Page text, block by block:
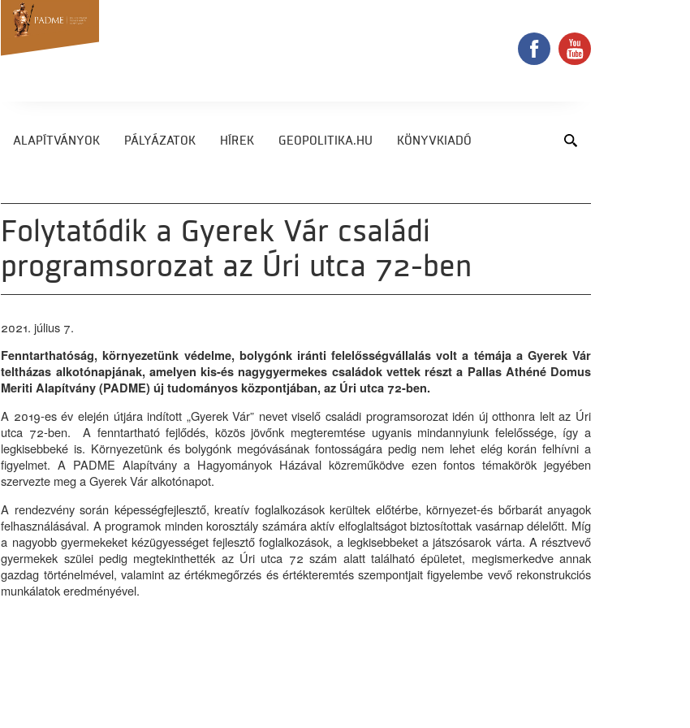
ALAPÍTVÁNYOK PÁLYÁZATOK HÍREK GEOPOLITIKA.HU KÖNYVKIADÓ
Folytatódik a Gyerek Vár családi
programsorozat az Úri utca 72-ben
2021. július 7.
Fenntarthatóság, környezetünk védelme, bolygónk iránti felelősségvállalás volt a témája a Gyerek Vár
teltházas alkotónapjának, amelyen kis-és nagygyermekes családok vettek részt a Pallas Athéné Domus
Meriti Alapítvány (PADME) új tudományos központjában, az Úri utca 72-ben.
A 2019-es év elején útjára indított „Gyerek Vár” nevet viselő családi programsorozat idén új otthonra lelt az Úri
utca 72-ben. A fenntartható fejlődés, közös jövőnk megteremtése ugyanis mindannyiunk felelőssége, így a
legkisebbeké is. Környezetünk és bolygónk megóvásának fontosságára pedig nem lehet elég korán felhívni a
figyelmet. A PADME Alapítvány a Hagyományok Házával közreműködve ezen fontos témakörök jegyében
szervezte meg a Gyerek Vár alkotónapot.
A rendezvény során képességfejlesztő, kreatív foglalkozások kerültek előtérbe, környezet-és bőrbarát anyagok
felhasználásával. A programok minden korosztály számára aktív elfoglaltságot biztosítottak vasárnap délelőtt. Míg
a nagyobb gyermekeket kézügyességet fejlesztő foglalkozások, a legkisebbeket a játszósarok várta. A résztvevő
gyermekek szülei pedig megtekinthették az Úri utca 72 szám alatt található épületet, megismerkedve annak
gazdag történelmével, valamint az értékmegőrzés és értékteremtés szempontjait figyelembe vevő rekonstrukciós
munkálatok eredményével.